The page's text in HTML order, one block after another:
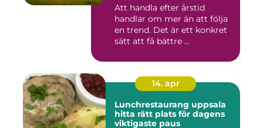
Att handla efter årstid
handlar om mer än att följa
en trend. Det är ett konkret
sätt att få bättre ...
14. apr
Lunchrestaurang uppsala
hitta rätt plats för dagens
viktigaste paus